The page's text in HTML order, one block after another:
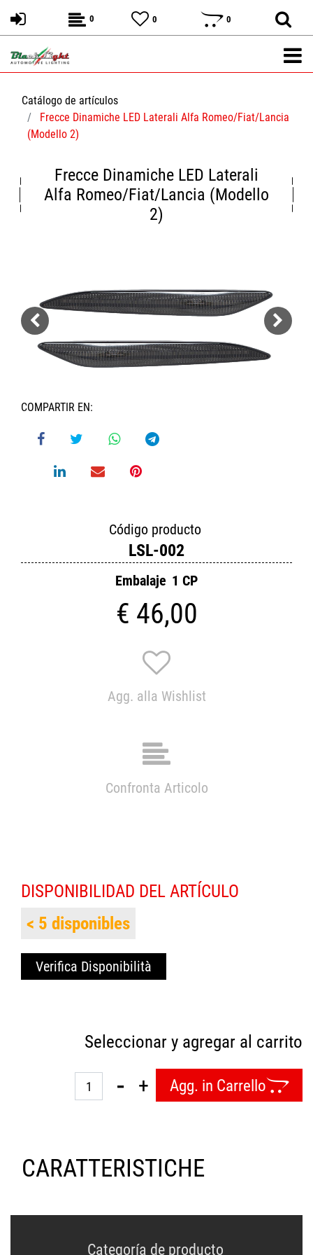
0 0 0
Catálogo de artículos
Frecce Dinamiche LED Laterali Alfa Romeo/Fiat/Lancia
(Modello 2)
Frecce Dinamiche LED Laterali
Alfa Romeo/Fiat/Lancia (Modello
2)
COMPARTIR EN:
Código producto
LSL-002
Embalaje 1 CP
€ 46,00
Agg. alla Wishlist
Confronta Articolo
DISPONIBILIDAD DEL ARTÍCULO
Verifica Disponibilità
< 5 disponibles
Seleccionar y agregar al carrito
Quantità
Agg. in Carrello
CARATTERISTICHE
Categoría de producto